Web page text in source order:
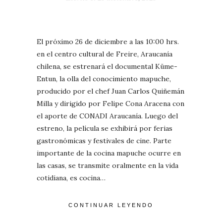
El próximo 26 de diciembre a las 10:00 hrs.
en el centro cultural de Freire, Araucanía
chilena, se estrenará el documental Küme-
Entun, la olla del conocimiento mapuche,
producido por el chef Juan Carlos Quiñemán
Milla y dirigido por Felipe Cona Aracena con
el aporte de CONADI Araucanía. Luego del
estreno, la película se exhibirá por ferias
gastronómicas y festivales de cine. Parte
importante de la cocina mapuche ocurre en
las casas, se transmite oralmente en la vida
cotidiana, es cocina…
CONTINUAR LEYENDO